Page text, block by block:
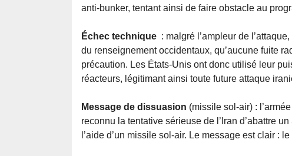
anti-bunker, tentant ainsi de faire obstacle au
Échec technique : malgré l’ampleur de
du renseignement occidentaux, qu’aucune fuite
précaution. Les États-Unis ont donc utilisé leur
réacteurs, légitimant ainsi toute future attaque
Message de dissuasion (missile sol-air) :
reconnu la tentative sérieuse de l’Iran d’abattre
l’aide d’un missile sol-air. Le message est clair :